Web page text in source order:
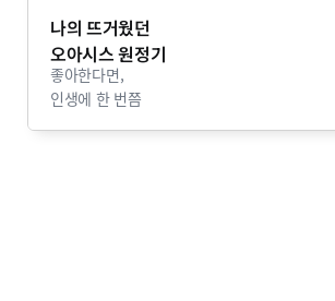
나의 뜨거웠던
오아시스 원정기
좋아한다면,
인생에 한 번쯤